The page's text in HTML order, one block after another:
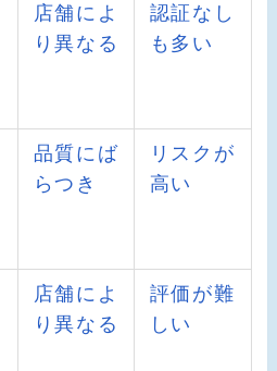
店舗によ
り異なる
認証なし
も多い
品質にば
らつき
リスクが
高い
店舗によ
り異なる
評価が難
しい